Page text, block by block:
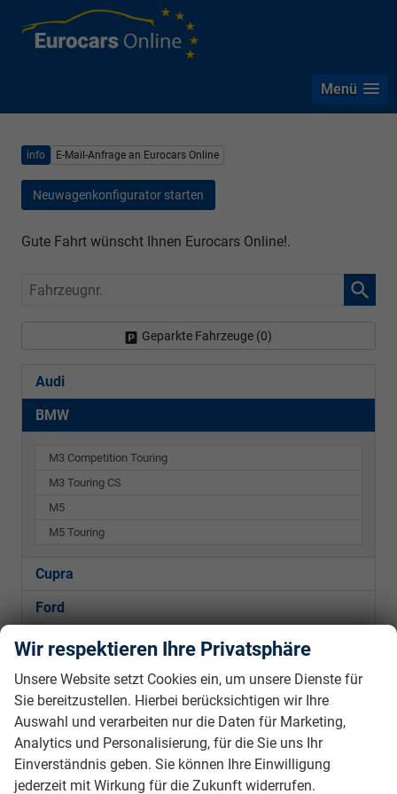
Menü
info E-Mail-Anfrage an Eurocars Online
Neuwagenkonfigurator starten
Gute Fahrt wünscht Ihnen Eurocars Online!.
Fahrzeugnr.
Geparkte Fahrzeuge (0)
Audi
BMW
M3 Competition Touring
M3 Touring CS
M5
M5 Touring
Cupra
Ford
Hyundai
Kia
Mercedes-Benz
Peugeot
Seat
Wir respektieren Ihre Privatsphäre
Unsere Website setzt Cookies ein, um unsere Dienste für
Sie bereitzustellen. Hierbei berücksichtigen wir Ihre
Auswahl und verarbeiten nur die Daten für Marketing,
Analytics und Personalisierung, für die Sie uns Ihr
Einverständnis geben. Sie können Ihre Einwilligung
jederzeit mit Wirkung für die Zukunft widerrufen.